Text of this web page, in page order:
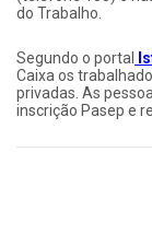
do Trabalho.
Segundo o portal
Caixa os
privadas. As
inscrição Pasep e